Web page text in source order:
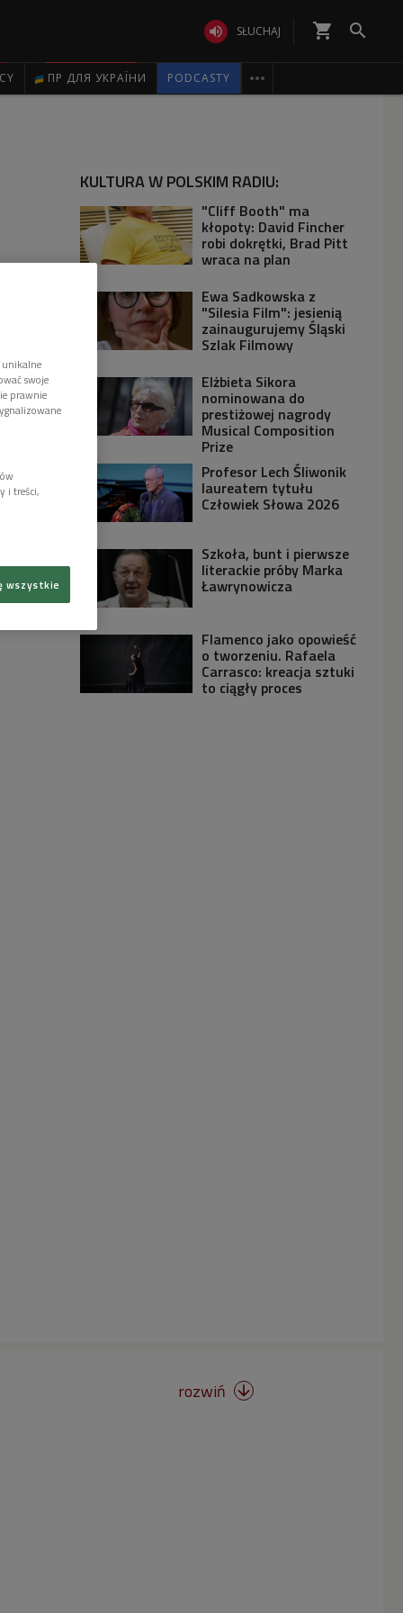
 SŁUCHAJ shopping_cart 
ПР ДЛЯ УКРАЇНИ PODCASTY 
KULTURA W POLSKIM RADIU:
"Cliff Booth" ma
kłopoty: David Fincher
robi dokrętki, Brad Pitt
wraca na plan
Ewa Sadkowska z
"Silesia Film": jesienią
zainaugurujemy Śląski
Szlak Filmowy
Elżbieta Sikora
nominowana do
prestiżowej nagrody
Musical Composition
Prize
Profesor Lech Śliwonik
laureatem tytułu
Człowiek Słowa 2026
Szkoła, bunt i pierwsze
literackie próby Marka
Ławrynowicza
Flamenco jako opowieść
o tworzeniu. Rafaela
Carrasco: kreacja sztuki
to ciągły proces
rozwiń 
swoje
prawnie
i treści,
wszystkie